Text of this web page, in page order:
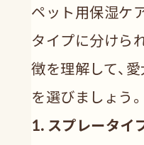
ペット用保湿ケ
タイプに分けら
徴を理解して、
を選びましょう。
1. スプレータイ